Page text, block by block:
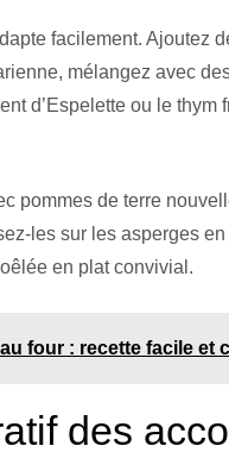
facilement. Ajoutez
mélangez avec
d’Espelette ou le
pommes de terre
les sur les asperges
en plat convivial.
four : recette facile et
des